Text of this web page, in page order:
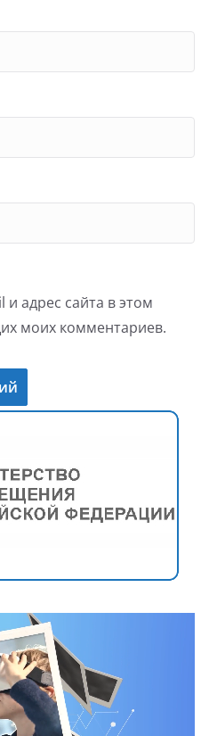
адрес сайта в этом
моих комментариев.